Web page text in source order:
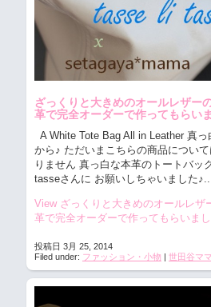
ざっくりと大きめのオールレザー
革で完全オーダーで作ってもらい
A White Tote Bag All in Leather 真
から♪ ただいまこちらの商品につい
りません 真っ白な本革のトートバッ
tasseさんに お願いしちゃいました
View ざっくりと大きめのオールレザ
革で完全オーダーで作ってもらいま
投稿日 3月 25, 2014
Filed under: ファッション・小物 | 世田谷マ